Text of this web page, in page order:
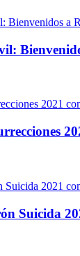
Suicida